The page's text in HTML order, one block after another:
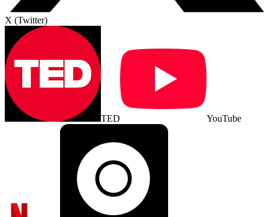
X (Twitter)
TED YouTube